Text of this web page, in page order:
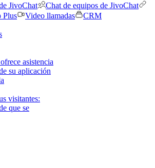
JivoChat
Chat de equipos de JivoChat
Plus Video llamadas
CRM
asistencia
su aplicación
visitantes:
que se